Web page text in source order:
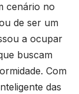
cenário no
de ser um
a ocupar
buscam
Com
das